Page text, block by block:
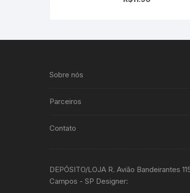
Sobre nós
Parceiros
Contato
DEPÓSITO/LOJA R. Avião Bandeirantes
Campos - SP Designer: